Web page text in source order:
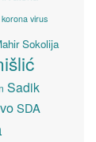
korona virus
Sokolija
Sadik
SDA